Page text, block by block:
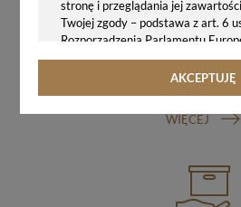
stronę i przeglądania jej
Twojej zgody – podstawa z art. 6
Rozporządzenia Parlamentu
2016/679 z 27.04.2016 r. w
fizycznych w związku z
rozporządzenie o ochronie danych,
Twoje dane osobowe możemy
hostingodawcy. Takie podmioty
podstawie umowy z nami i tylko
AKCEPTUJĘ
GWARANCJA
WIĘCEJ